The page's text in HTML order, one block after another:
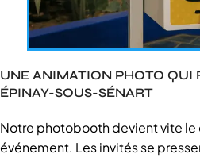
UNE ANIMATION PHOTO QUI
ÉPINAY-SOUS-SÉNART
Notre photobooth devient vite le
événement. Les invités se